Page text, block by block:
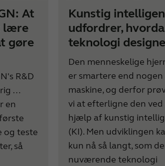
At
lære
gøre
R&D
…
en
og teste
så
Kunstig
udfordrer,
teknologi
Den menneskelige
er smartere end nogen
maskine, og derfor
vi at efterligne den ved
hjælp af kunstig
(KI). Men udviklingen
kun nå så langt, som
nuværende teknologi